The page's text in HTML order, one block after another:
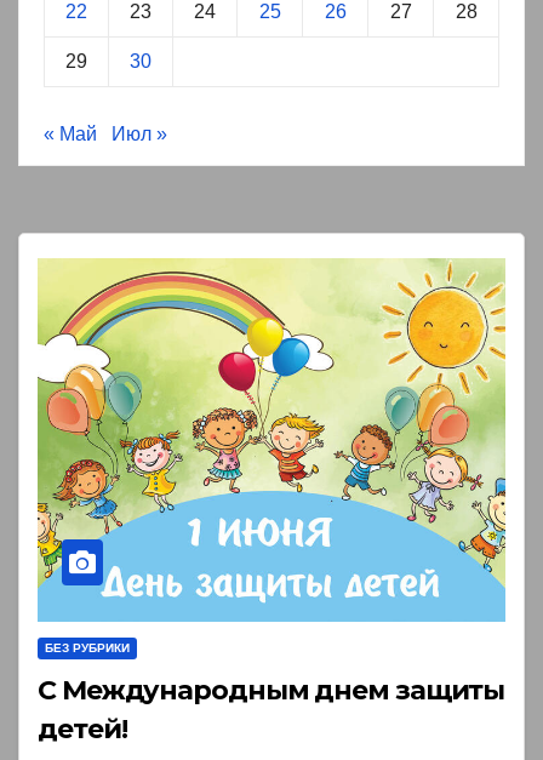
22 23 24 25 26 27 28
29 30
« Май Июл »
БЕЗ РУБРИКИ
С Международным днем защиты
детей!